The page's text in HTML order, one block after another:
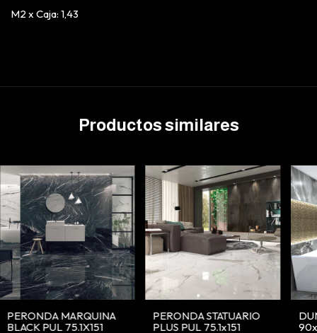
M2 x Caja: 1,43
Productos similares
PERONDA MARQUINA
BLACK PUL 75.1X151
PERONDA STATUARIO
PLUS PUL 75.1x151